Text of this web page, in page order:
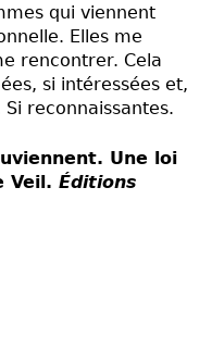
qui viennent
Elles me
rencontrer. Cela
si intéressées et,
reconnaissantes.
Une loi
Veil. Éditions